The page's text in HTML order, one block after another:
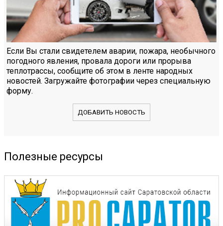
Если Вы стали свидетелем аварии, пожара, необычного
погодного явления, провала дороги или прорыва
теплотрассы, сообщите об этом в ленте народных
новостей. Загружайте фотографии через специальную
форму.
ДОБАВИТЬ НОВОСТЬ
Полезные ресурсы